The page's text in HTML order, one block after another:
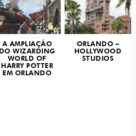
A AMPLIAÇÃO
DO WIZARDING
WORLD OF
HARRY POTTER
EM ORLANDO
ORLANDO –
HOLLYWOOD
STUDIOS